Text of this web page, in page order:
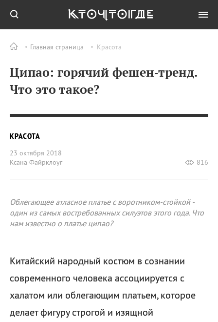
Главная страница Красота
Ципао: горячий фешен‑тренд.
Что это такое?
КРАСОТА
23 октября 2018
Ксана Файрклоуг
816
Облегающее атласное платье с воротником-стойкой -
один из самых востребованных силуэтов этого года. Что
нам известно о платье ципао?
Китайский народный костюм в сознании
современного человека ассоциируется с
халатом или облегающим платьем, которое
делает фигуру строгой и изящной